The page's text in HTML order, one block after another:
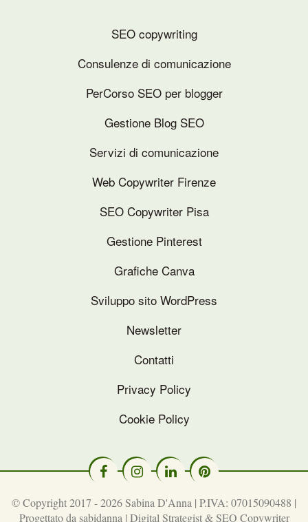
SEO copywriting
Consulenze di comunicazione
PerCorso SEO per blogger
Gestione Blog SEO
Servizi di comunicazione
Web Copywriter Firenze
SEO Copywriter Pisa
Gestione Pinterest
Grafiche Canva
Sviluppo sito WordPress
Newsletter
Contatti
Privacy Policy
Cookie Policy
© Copyright 2017 - 2026 Sabina D'Anna | P.IVA: 07015090488 |
Progettato da sabidanna | Digital Strategist & SEO Copywriter